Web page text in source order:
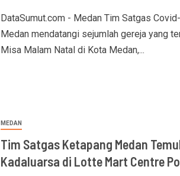
DataSumut.com - Medan Tim Satgas
Medan mendatangi sejumlah gereja yang
Misa Malam Natal di Kota Medan,...
MEDAN
Tim Satgas Ketapang Medan
Kadaluarsa di Lotte Mart Centre